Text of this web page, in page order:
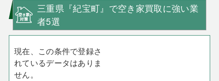
三重県『紀宝町』で空き家買取に強い業
者5選
現在、この条件で登録さ
れているデータはありま
せん。